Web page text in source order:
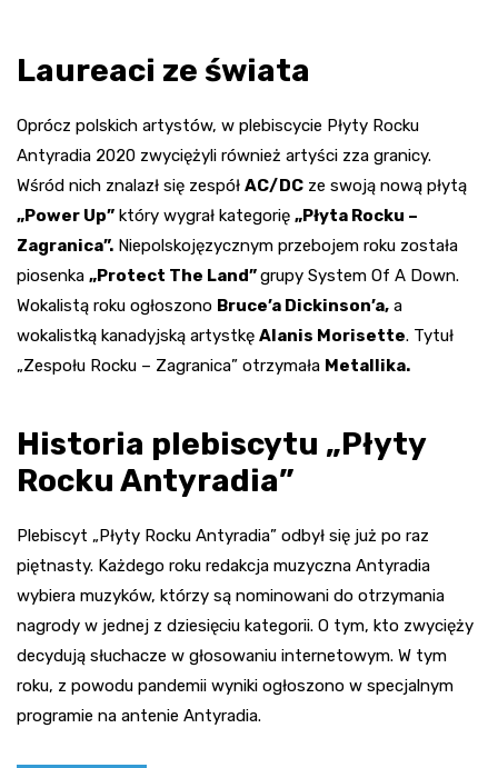
Laureaci ze świata
Oprócz polskich artystów, w plebiscycie Płyty Rocku
Antyradia 2020 zwyciężyli również artyści zza granicy.
Wśród nich znalazł się zespół AC/DC ze swoją nową płytą
„Power Up” który wygrał kategorię „Płyta Rocku –
Zagranica”. Niepolskojęzycznym przebojem roku została
piosenka „Protect The Land”grupy System Of A Down.
Wokalistą roku ogłoszono Bruce’a Dickinson’a, a
wokalistką kanadyjską artystkę Alanis Morisette. Tytuł
„Zespołu Rocku – Zagranica” otrzymała Metallika.
Historia plebiscytu „Płyty
Rocku Antyradia”
Plebiscyt „Płyty Rocku Antyradia” odbył się już po raz
piętnasty. Każdego roku redakcja muzyczna Antyradia
wybiera muzyków, którzy są nominowani do otrzymania
nagrody w jednej z dziesięciu kategorii. O tym, kto zwycięży
decydują słuchacze w głosowaniu internetowym. W tym
roku, z powodu pandemii wyniki ogłoszono w specjalnym
programie na antenie Antyradia.